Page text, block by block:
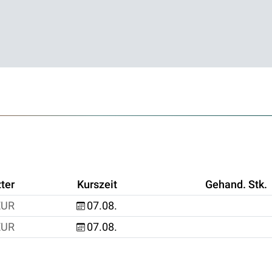
Kurszeit
Gehand. Stk.
07.08.
07.08.